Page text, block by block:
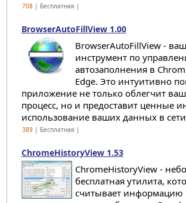
708| Бесплатная |
BrowserAutoFillView 1.00
BrowserAutoFillView -
инструмент по
автозаполнения в
Edge. Это интуитивно
приложение не только облегчит
процесс, но и предоставит ценные
использование ваших данных в
389| Бесплатная |
ChromeHistoryView 1.53
ChromeHistoryView -
бесплатная утилита,
считывает информацию